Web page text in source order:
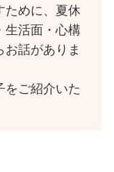
ために、夏休
生活面・心構
お話がありま
をご紹介いた